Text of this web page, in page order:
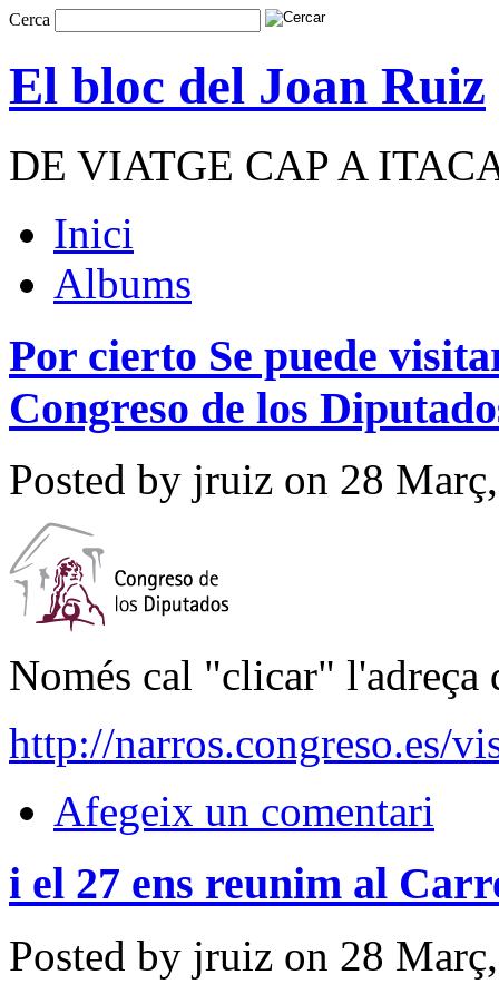
Cerca
El bloc del Joan Ruiz
DE VIATGE CAP A
Inici
Albums
Por cierto Se puede
Congreso de los
Posted by jruiz on 28
Només cal "clicar" l'adreça
http://narros.congreso.es/
Afegeix un comentari
i el 27 ens reunim al
Posted by jruiz on 28